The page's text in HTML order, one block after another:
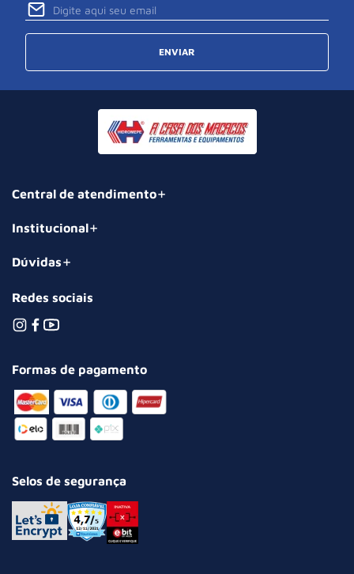
ENVIAR
Central de atendimento
Institucional
Dúvidas
Redes sociais
Formas de pagamento
Selos de segurança